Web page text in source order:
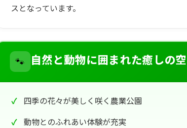
スとなっています。
🐾 自然と動物に囲まれた癒しの
四季の花々が美しく咲く農業公園
動物とのふれあい体験が充実